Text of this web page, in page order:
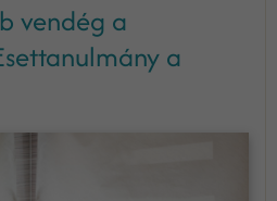
vendég a
a